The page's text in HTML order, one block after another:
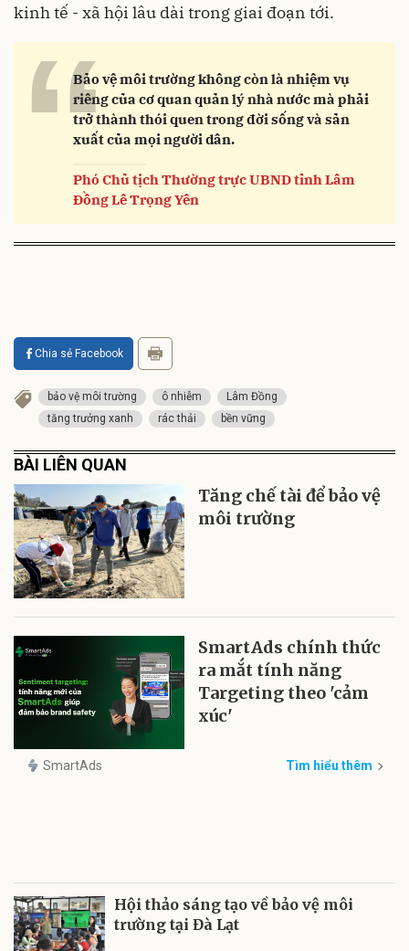
kinh tế - xã hội lâu dài trong giai đoạn tới.
“Bảo vệ môi trường không còn là nhiệm vụ
riêng của cơ quan quản lý nhà nước mà phải
trở thành thói quen trong đời sống và sản
xuất của mọi người dân.
Phó Chủ tịch Thường trực UBND tỉnh Lâm
Đồng Lê Trọng Yên
Chia sẻ Facebook
bảo vệ môi trường ô nhiễm
Lâm Đồng
tăng trưởng xanh
rác thải bền vững
BÀI LIÊN QUAN
Tăng chế tài để bảo vệ
môi trường
SmartAds chính thức
ra mắt tính năng
Targeting theo 'cảm
xúc'
SmartAds Tìm hiểu thêm
Hội thảo sáng tạo về bảo vệ môi
trường tại Đà Lạt